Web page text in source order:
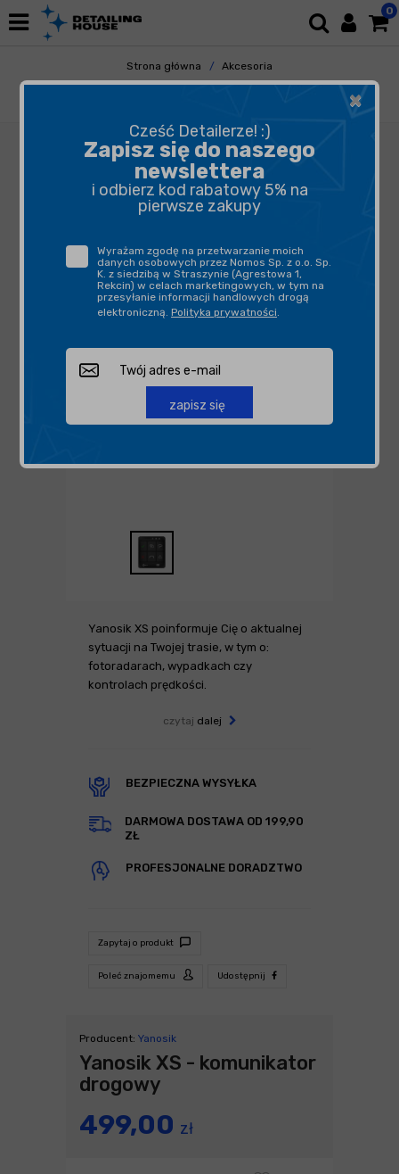
0
Strona główna
Akcesoria
Pozostałe Akcesoria
Yanosik
Yanosik XS poinformuje Cię o aktualnej
sytuacji na Twojej trasie, w tym o:
fotoradarach, wypadkach czy
kontrolach prędkości.
czytaj dalej
BEZPIECZNA WYSYŁKA
DARMOWA DOSTAWA OD 199,90
ZŁ
PROFESJONALNE DORADZTWO
Zapytaj o produkt
Poleć znajomemu Udostępnij
Producent: Yanosik
Yanosik XS - komunikator
drogowy
499,00 zł
×
Cześć Detailerze! :)
Zapisz się do naszego
newslettera
i odbierz kod rabatowy 5% na
pierwsze zakupy
Wyrażam zgodę na przetwarzanie moich
danych osobowych przez Nomos Sp. z o.o. Sp.
K. z siedzibą w Straszynie (Agrestowa 1,
Rekcin) w celach marketingowych, w tym na
przesyłanie informacji handlowych drogą
elektroniczną. Polityka prywatności.
zapisz się